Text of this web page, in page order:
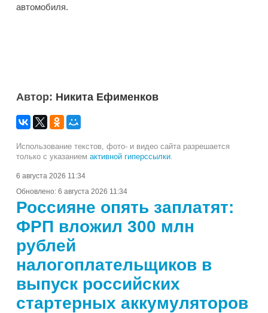
автомобиля.
Автор: Никита Ефименков
Использование текстов, фото- и видео сайта разрешается
только с указанием активной гиперссылки
6 августа 2026 11:34
Обновлено: 6 августа 2026 11:34
Россияне опять заплатят:
ФРП вложил 300 млн
рублей
налогоплательщиков в
выпуск российских
стартерных аккумуляторов